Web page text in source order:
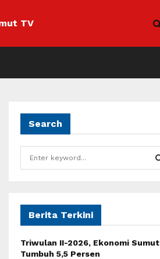
TV
Search
f
r
Berita Terkini
Triwulan II-2026, Ekonomi Sumut
Tumbuh 5,5 Persen